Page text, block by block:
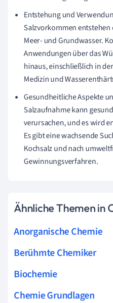
Entstehung und
Salzvorkommen
Meer- und Grundwasser.
Anwendungen über das
hinaus, einschließlich in
Medizin und
Gesundheitliche Aspekte
Salzaufnahme kann
verursachen, und es wird
Es gibt eine wachsende
Kochsalz und nach
Gewinnungsverfahren.
Ähnliche Themen in
Anorganische Chemie
Berühmte Chemiker
Biochemie
Chemie Grundlagen